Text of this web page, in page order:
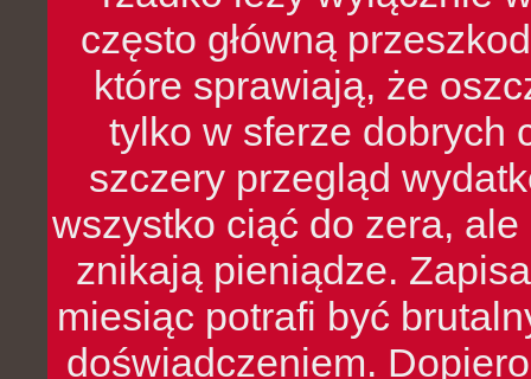
często główną
które sprawiają, że
tylko w sferze dobrych
szczery przegląd
wszystko ciąć do zera,
znikają pieniądze.
miesiąc potrafi być
doświadczeniem.